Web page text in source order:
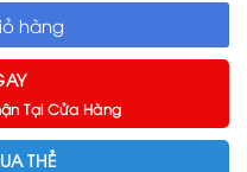
hàng
Tại Cửa Hàng
THẺ